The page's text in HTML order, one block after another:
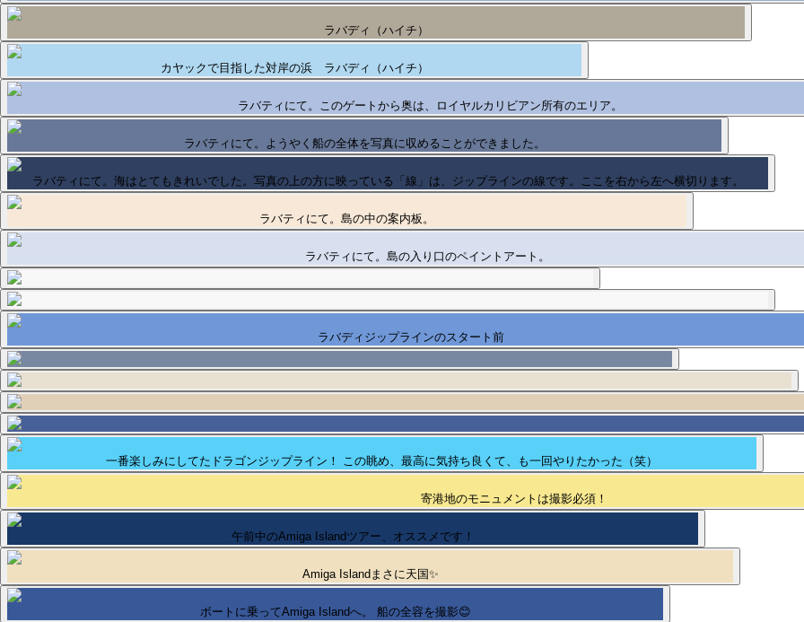
ラバディ（ハイチ）
カヤックで目指した対岸の浜 ラバディ（ハイチ）
ラバティにて。このゲートから奥は、ロイヤルカリビアン所有のエリア。
ラバティにて。ようやく船の全体を写真に収めることができました。
ラバティにて。海はとてもきれいでした。写真の上の方に映っている「線」は、ジップラインの線です。ここを右から左へ横切ります。
ラバティにて。島の中の案内板。
ラバティにて。島の入り口のペイントアート。
ラバディジップラインのスタート前
一番楽しみにしてたドラゴンジップライン！ この眺め、最高に気持ち良くて、も一回やりたかった（笑）
寄港地のモニュメントは撮影必須！
午前中のAmiga Islandツアー、オススメです！
Amiga Islandまさに天国✨
ボートに乗ってAmiga Islandへ。 船の全容を撮影😊